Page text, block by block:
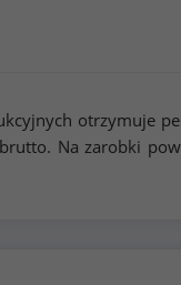
otrzymuje
Na zarobki